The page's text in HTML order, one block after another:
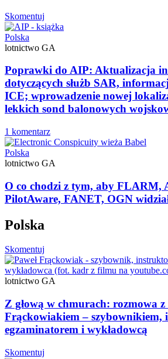
Skomentuj
Polska
lotnictwo GA
Poprawki do AIP: Aktualizacja
dotyczących służb SAR,
ICE; wprowadzenie nowej
lekkich sond balonowych
1 komentarz
Polska
lotnictwo GA
O co chodzi z tym, aby FLARM,
PilotAware, FANET, OGN
Polska
Skomentuj
lotnictwo GA
Z głową w chmurach: rozmowa z
Frąckowiakiem – szybownikiem,
egzaminatorem i wykładowcą
Skomentuj